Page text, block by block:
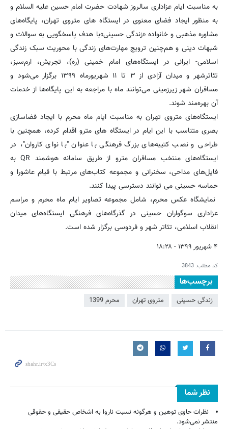
به مناسبت ایام عزاداری سالروز شهادت حضرت امام حسین علیه السلام و
به منظور ایجاد فضای معنوی در ایستگاه های متروی تهران، پایگاه‌های
مشاوره مذهبی و خانواده «زندگی حسینی»با هدف پاسخگویی به سوالات و
شبهات دینی و هم‌چنین ترویج مهارت‌های زندگی با محوریت سبک زندگی
اسلامی- ایرانی در ایستگاه‌های امام خمینی (ره)، تجریش، ارم‌سبز،
تئاترشهر و میدان آزادی از ۳ تا ۱۱ شهریورماه ۱۳۹۹ برگزار می‌شود و
مسافران شهر زیرزمینی می‌توانند ماه با مراجعه به این پایگاه‌ها از خدمات
آن بهره‌مند شوند.
ایستگاه‌های متروی تهران به مناسبت ایام ماه محرم با ایجاد فضاسازی
بصری متناسب با این ایام در ایستگاه های مترو اقدام کرده، همچنین با
طراحی و نصب کتیبه‌های بزرگ فرهنگی با عنوان "با نوای کاروان"،‌ در
ایستگاه‌های منتخب مسافران مترو از طریق سامانه هوشمند QR به
فایل‌های مداحی، سخنرانی و مجموعه کتاب‌های مرتبط با قیام عاشورا و
حماسه حسینی می توانند دسترسی پیدا کنند.
نمایشگاه عکس محرم، شامل مجموعه تصاویر ایام ماه محرم و مراسم
عزاداری سوگواران حسینی در گذرگاه‌های فرهنگی ایستگاه‌های میدان
انقلاب اسلامی، تئاتر شهر و فردوسی برگزار شده است.
۴ شهریور ۱۳۹۹ - ۱۸:۲۸
کد مطلب: 3843
برچسب‌ها
زندگی حسینی متروی تهران محرم 1399
نظر شما
نظرات حاوی توهین و هرگونه نسبت ناروا به اشخاص حقیقی و حقوقی
منتشر نمی‌شود.